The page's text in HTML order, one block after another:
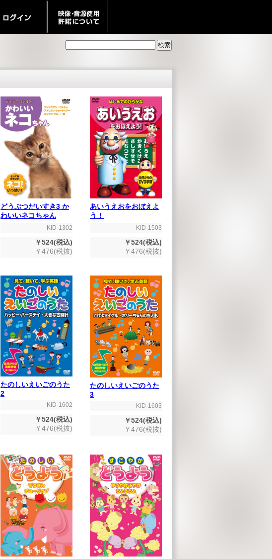
どうぶつだいすき3 か
わいいネコちゃん
KID-1302
￥524(税込)
￥476(税抜)
あいうえおをおぼえよ
う！
KID-1503
￥524(税込)
￥476(税抜)
たのしいえいごのうた
2
KID-1602
￥524(税込)
￥476(税抜)
たのしいえいごのうた
3
KID-1603
￥524(税込)
￥476(税抜)